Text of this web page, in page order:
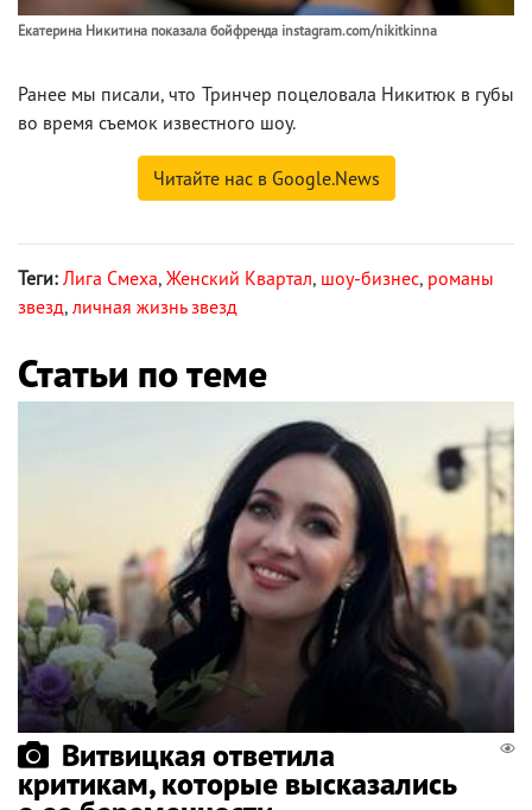
Екатерина Никитина показала бойфренда instagram.com/nikitkinna
Ранее мы писали, что Тринчер поцеловала Никитюк в губы
во время съемок известного шоу.
Читайте нас в Google.News
Теги: Лига Смеха, Женский Квартал, шоу-бизнес, романы
звезд, личная жизнь звезд
Статьи по теме
Витвицкая ответила
критикам, которые высказались